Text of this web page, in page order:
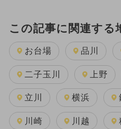
この記事に関連する
お台場 品川
二子玉川 上野
立川 横浜
川崎 川越